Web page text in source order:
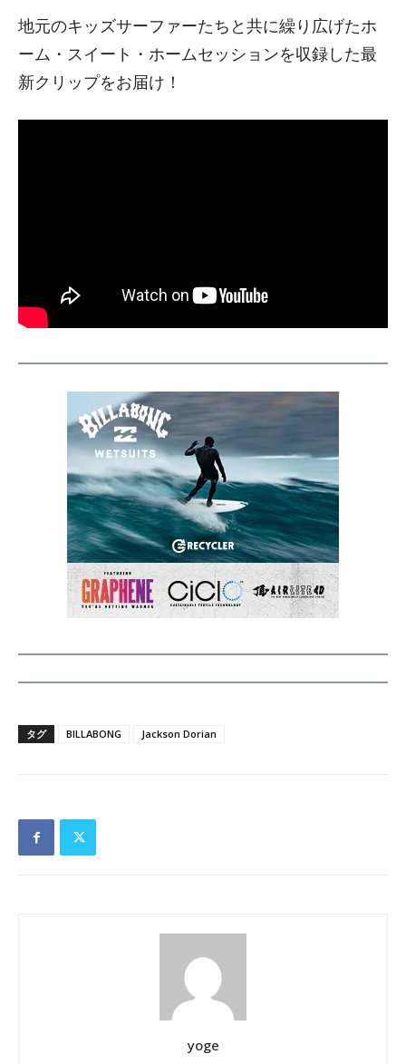
地元のキッズサーファーたちと共に繰り広げたホ
ーム・スイート・ホームセッションを収録した最
新クリップをお届け！
タグ BILLABONG Jackson Dorian
yoge